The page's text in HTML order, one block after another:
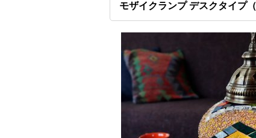
モザイクランプ デスクタイプ